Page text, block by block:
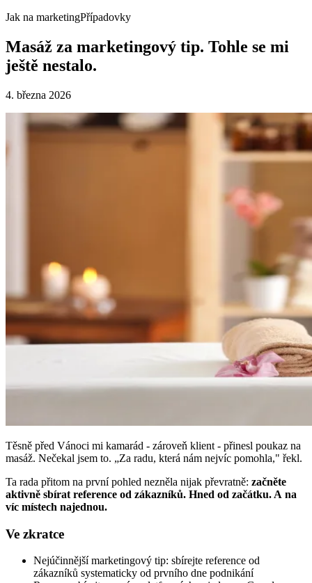
Jak na marketingPřípadovky
Masáž za marketingový tip. Tohle se mi
ještě nestalo.
4. března 2026
Těsně před Vánoci mi kamarád - zároveň klient - přinesl poukaz na
masáž. Nečekal jsem to. „Za radu, která nám nejvíc pomohla," řekl.
Ta rada přitom na první pohled nezněla nijak převratně: začněte
aktivně sbírat reference od zákazníků. Hned od začátku. A na
víc místech najednou.
Ve zkratce
Nejúčinnější marketingový tip: sbírejte reference od
zákazníků systematicky od prvního dne podnikání